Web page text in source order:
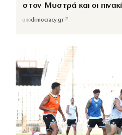
στον Μυστρά και οι
απόdimocracy.gr↗